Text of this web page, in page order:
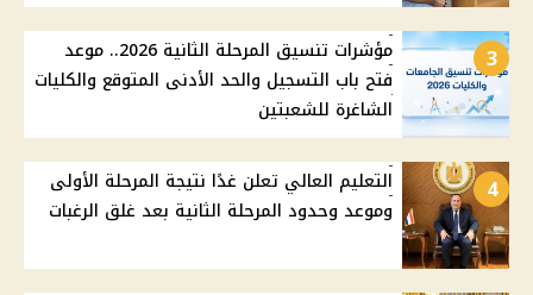
3
مؤشرات تنسيق المرحلة الثانية 2026.. موعد
فتح باب التسجيل والحد الأدنى المتوقع والكليات
الشاغرة للشعبتين
4
التعليم العالي تعلن غدًا نتيجة المرحلة الأولى
وموعد وحدود المرحلة الثانية بعد غلق الرغبات